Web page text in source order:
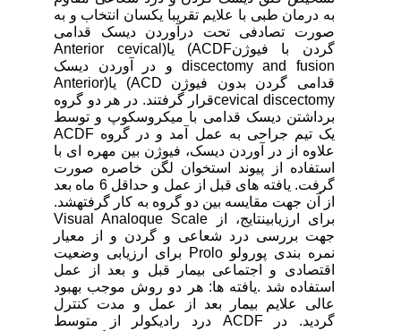
به درمان طبی با علایم تقریبا یکسان انتخاب و به
صورت تصادفی تحت درآوردن دیسک قدامی
گردن با فیوژنACDF) یا(Anterior cevical
discectomy and fusion و در آوردن دیسک
قدامی گردن بدون فیوژن ACD) یا(Anterior
cevical discectomyقرار گرفتند. در هر دو گروه
برداشتن دیسک قدامی با میکروسکوپ و توسط
یک تیم جراحی به عمل آمد و در گروه ACDF
علاوه از در آوردن دیسک، فیوژن بین مهره ای با
استفاده از پیوند استخوان لگن خاصره صورت
گرفت. یافته های قبل از عمل و حداقل 6 ماه بعد
از آن جهت مقایسه بین دو گروه به کار گرفتهشد.
برای ارزیابینتایج، از Visual Analoque Scale
جهت بررسی درد شعاعی و گردن و از معیار
نمره بندی پورولو Prolo برای ارزیابی وضعیت
اقتصادی و اجتماعی بیمار قبل و بعد از عمل
استفاده شد .یافته ها: هر دو روش موجب بهبود
عالی علایم بیمار بعد از عمل و مدت کنترل
گردید. در ACDF درد رادیکولر از متوسط